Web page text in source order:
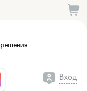
решения
Вход